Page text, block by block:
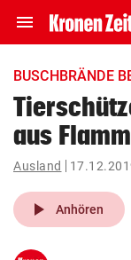
menu Navigation
ein-/
account_circle Anmelden
pin_drop
Wien
BUSCHBRÄNDE
aus
Ausland
play_arrow Anhören